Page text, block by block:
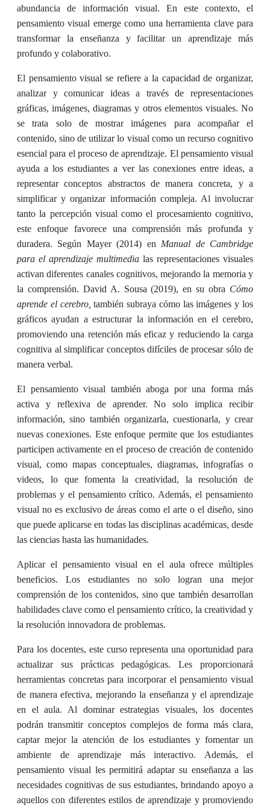
abundancia de información visual. En este contexto, el
pensamiento visual emerge como una herramienta clave para
transformar la enseñanza y facilitar un aprendizaje más
profundo y colaborativo.
El pensamiento visual se refiere a la capacidad de organizar,
analizar y comunicar ideas a través de representaciones
gráficas, imágenes, diagramas y otros elementos visuales. No
se trata solo de mostrar imágenes para acompañar el
contenido, sino de utilizar lo visual como un recurso cognitivo
esencial para el proceso de aprendizaje. El pensamiento visual
ayuda a los estudiantes a ver las conexiones entre ideas, a
representar conceptos abstractos de manera concreta, y a
simplificar y organizar información compleja. Al involucrar
tanto la percepción visual como el procesamiento cognitivo,
este enfoque favorece una comprensión más profunda y
duradera. Según Mayer (2014) en Manual de Cambridge
para el aprendizaje multimedia las representaciones visuales
activan diferentes canales cognitivos, mejorando la memoria y
la comprensión. David A. Sousa (2019), en su obra Cómo
aprende el cerebro, también subraya cómo las imágenes y los
gráficos ayudan a estructurar la información en el cerebro,
promoviendo una retención más eficaz y reduciendo la carga
cognitiva al simplificar conceptos difíciles de procesar sólo de
manera verbal.
El pensamiento visual también aboga por una forma más
activa y reflexiva de aprender. No solo implica recibir
información, sino también organizarla, cuestionarla, y crear
nuevas conexiones. Este enfoque permite que los estudiantes
participen activamente en el proceso de creación de contenido
visual, como mapas conceptuales, diagramas, infografías o
videos, lo que fomenta la creatividad, la resolución de
problemas y el pensamiento crítico. Además, el pensamiento
visual no es exclusivo de áreas como el arte o el diseño, sino
que puede aplicarse en todas las disciplinas académicas, desde
las ciencias hasta las humanidades.
Aplicar el pensamiento visual en el aula ofrece múltiples
beneficios. Los estudiantes no solo logran una mejor
comprensión de los contenidos, sino que también desarrollan
habilidades clave como el pensamiento crítico, la creatividad y
la resolución innovadora de problemas.
Para los docentes, este curso representa una oportunidad para
actualizar sus prácticas pedagógicas. Les proporcionará
herramientas concretas para incorporar el pensamiento visual
de manera efectiva, mejorando la enseñanza y el aprendizaje
en el aula. Al dominar estrategias visuales, los docentes
podrán transmitir conceptos complejos de forma más clara,
captar mejor la atención de los estudiantes y fomentar un
ambiente de aprendizaje más interactivo. Además, el
pensamiento visual les permitirá adaptar su enseñanza a las
necesidades cognitivas de sus estudiantes, brindando apoyo a
aquellos con diferentes estilos de aprendizaje y promoviendo